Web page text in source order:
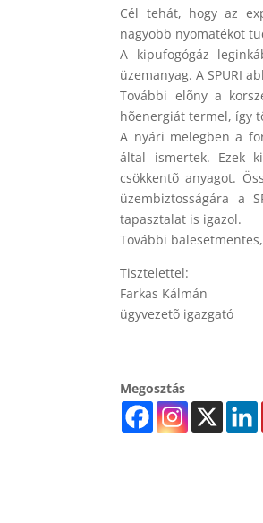
Cél tehát, hogy az
nagyobb nyomatékot
A kipufogógáz
üzemanyag. A SPURI
További elõny a
hõenergiát termel, így
A nyári melegben a
által ismertek. Ezek
csökkentõ anyagot.
üzembiztosságára a
tapasztalat is igazol.
További
Tisztelettel:
Farkas Kálmán
ügyvezetõ igazgató
Megosztás